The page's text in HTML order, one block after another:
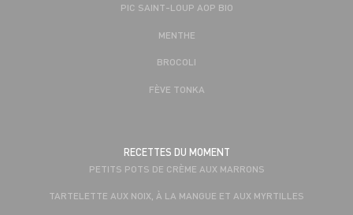
PIC SAINT-LOUP AOP BIO
MENTHE
BROCOLI
FÈVE TONKA
RECETTES DU MOMENT
PETITS POTS DE CRÈME AUX MARRONS
TARTELETTE AUX NOIX, À LA MANGUE ET AUX MYRTILLES